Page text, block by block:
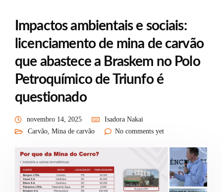
Impactos ambientais e sociais:
licenciamento de mina de carvão
que abastece a Braskem no Polo
Petroquímico de Triunfo é
questionado
novembro 14, 2025
Isadora Nakai
Carvão Mina de carvão No comments yet